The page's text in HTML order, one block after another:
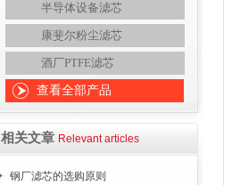
半导体设备滤芯
康斐尔粉尘滤芯
酒厂PTFE滤芯
查看全部产品
相关文章 Relevant articles
钢厂滤芯的选购原则